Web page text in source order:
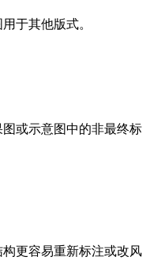
于其他版式。
或示意图中的非最终标
更容易重新标注或改风